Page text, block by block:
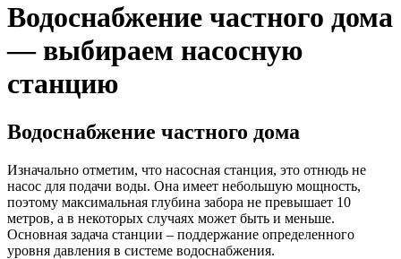
Водоснабжение частного дома
— выбираем насосную
станцию
Водоснабжение частного дома
Изначально отметим, что насосная станция, это отнюдь не
насос для подачи воды. Она имеет небольшую мощность,
поэтому максимальная глубина забора не превышает 10
метров, а в некоторых случаях может быть и меньше.
Основная задача станции – поддержание определенного
уровня давления в системе водоснабжения.